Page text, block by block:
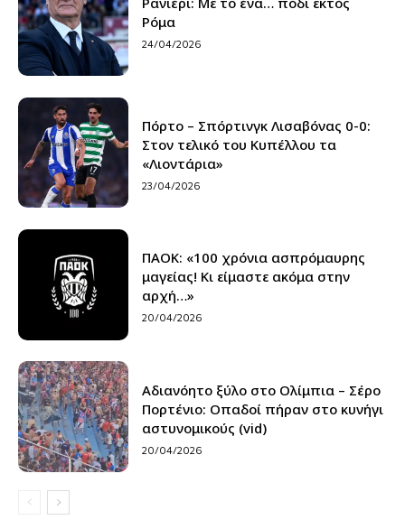
Ρόμα
24/04/2026
Πόρτο – Σπόρτινγκ Λισαβόνας 0-0:
Στον τελικό του Κυπέλλου τα
«Λιοντάρια»
23/04/2026
ΠΑΟΚ: «100 χρόνια ασπρόμαυρης
μαγείας! Κι είμαστε ακόμα στην
αρχή…»
20/04/2026
Αδιανόητο ξύλο στο Ολίμπια – Σέρο
Πορτένιο: Οπαδοί πήραν στο κυνήγι
αστυνομικούς (vid)
20/04/2026